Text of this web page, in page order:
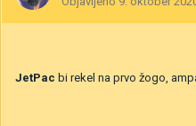
JetPac bi rekel na prvo žogo,